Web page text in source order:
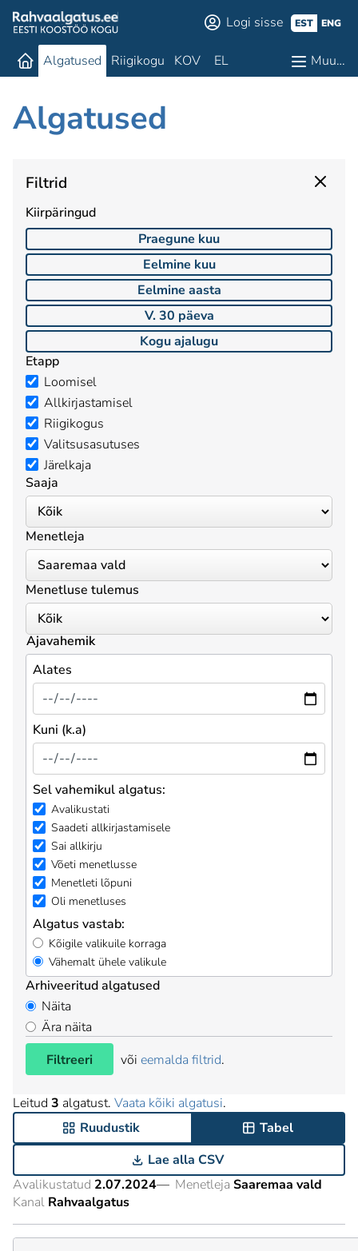
Logi sisse EST ENG
Algatused Riigikogu KOV EL Muu…
Algatused
Filtrid
Kiirpäringud
Praegune kuu
Eelmine kuu
Eelmine aasta
V. 30 päeva
Kogu ajalugu
Etapp
Loomisel
Allkirjastamisel
Riigikogus
Valitsusasutuses
Järelkaja
Saaja
Menetleja
Menetluse tulemus
Ajavahemik
Alates
Kuni (k.a)
Sel vahemikul algatus:
Avalikustati
Saadeti allkirjastamisele
Sai allkirju
Võeti menetlusse
Menetleti lõpuni
Oli menetluses
Algatus vastab:
Kõigile valikuile korraga
Vähemalt ühele valikule
Arhiveeritud algatused
Näita
Ära näita
Filtreeri
või eemalda filtrid.
Leitud 3 algatust. Vaata kõiki algatusi.
Ruudustik
Tabel
Lae alla CSV
Avalikustatud 2.07.2024— Menetleja Saaremaa vald
Kanal Rahvaalgatus